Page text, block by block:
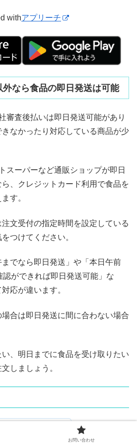
withアプリーチ
外なら食品の即日発送は可能
審査後払いは即日発送可能があり
なかったり対応している商品が少
スーパーなど通販ショップが即日
、クレジットカード利用で食品を
す。
文受付の指定時間を設定している
つけてください。
でなら即日発送」や「本日午前
ができれば即日発送可能」な
応が違います。
合は即日発送に間に合わない場合
、明日までに食品を受け取りたい
しましょう。
お問い合わせ